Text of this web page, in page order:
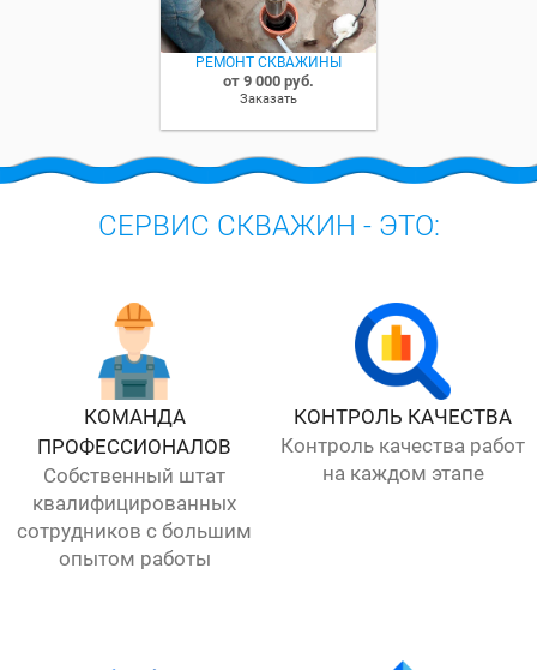
РЕМОНТ СКВАЖИНЫ
от 9 000 руб.
Заказать
СЕРВИС СКВАЖИН - ЭТО:
КОМАНДА
ПРОФЕССИОНАЛОВ
Собственный штат
квалифицированных
сотрудников с большим
опытом работы
КОНТРОЛЬ КАЧЕСТВА
Контроль качества работ
на каждом этапе